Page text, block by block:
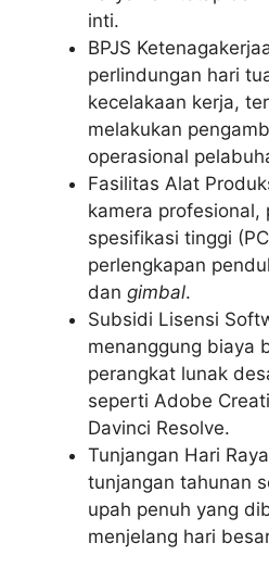
inti.
BPJS
perlindungan hari
kecelakaan kerja,
melakukan
operasional
Fasilitas Alat
kamera profesional,
spesifikasi tinggi
perlengkapan
dan gimbal.
Subsidi Lisensi
menanggung biaya
perangkat lunak
seperti Adobe
Davinci Resolve.
Tunjangan Hari
tunjangan tahunan
upah penuh yang
menjelang hari